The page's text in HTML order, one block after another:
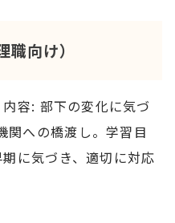
向け）
容: 部下の変化に気づ
関への橋渡し。学習目
に気づき、適切に対応